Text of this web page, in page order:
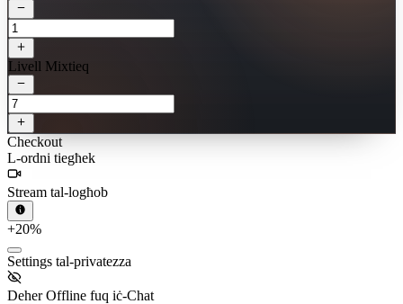
Livell Mixtieq
Checkout
L-ordni tiegħek
Stream tal-logħob
+20%
Settings tal-privatezza
Deher Offline fuq iċ-Chat